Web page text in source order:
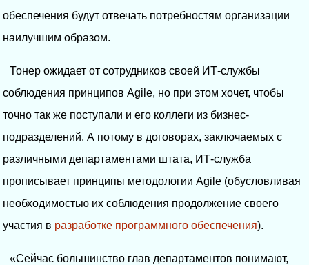
обеспечения будут отвечать потребностям организации
наилучшим образом.
Тонер ожидает от сотрудников своей ИТ-службы
соблюдения принципов Agile, но при этом хочет, чтобы
точно так же поступали и его коллеги из бизнес-
подразделений. А потому в договорах, заключаемых с
различными департаментами штата, ИТ-служба
прописывает принципы методологии Agile (обусловливая
необходимостью их соблюдения продолжение своего
участия в разработке программного обеспечения).
«Сейчас большинство глав департаментов понимают,